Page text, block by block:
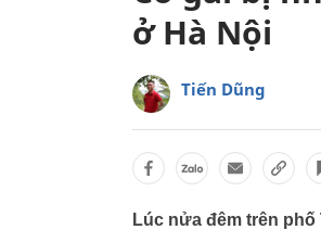
ở Hà Nội
Tiến Dũng
Lúc nửa đêm trên